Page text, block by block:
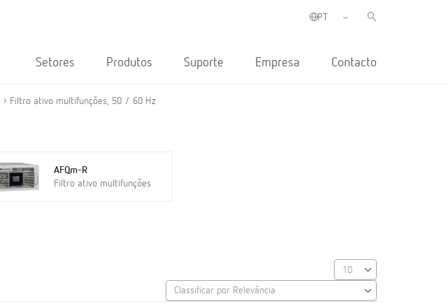
Setores Produtos Suporte Empresa Contacto
Filtro ativo multifunções, 50 / 60 Hz
AFQm-R
Filtro ativo multifunções